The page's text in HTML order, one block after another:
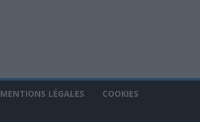
MENTIONS LÉGALES COOKIES